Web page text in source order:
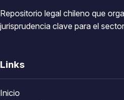
Repositorio legal chileno que
jurisprudencia clave para el
Links
Inicio